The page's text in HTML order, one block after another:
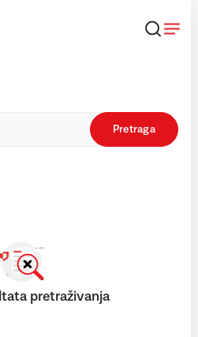
Pretraga
pretraživanja